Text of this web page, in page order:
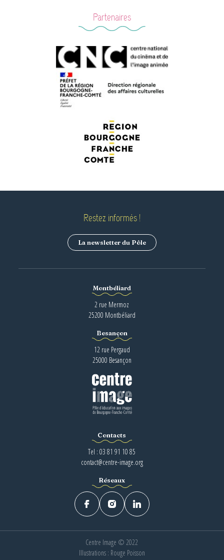
Partenaires
Restez informés !
La newsletter du Pôle
Montbéliard
2 rue Mermoz
25200 Montbéliard
Besançon
12 rue Pergaud
25000 Besançon
Contacts
Tel : 03 81 91 10 85
contact@centre-image.org
Réseaux
Centre Image © 2022
Illustrations : Rouge Poisson